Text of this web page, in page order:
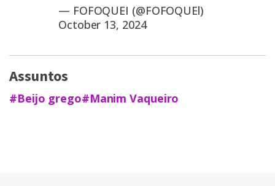
— FOFOQUEI (@FOFOQUEl)
October 13, 2024
Assuntos
#Beijo grego#Manim Vaqueiro